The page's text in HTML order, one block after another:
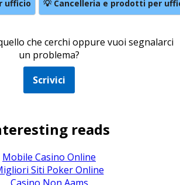
ufficio 💡 Cancelleria e prodotti per
che cerchi oppure vuoi segnalarci
un problema?
Scrivici
reads
Mobile Casino Online
Siti Poker Online